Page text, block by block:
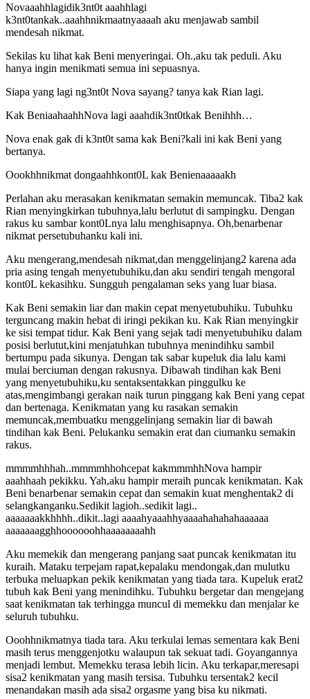
Novaaahhlagidik3nt0t aaahhlagi
k3nt0tankak..aaahhnikmaatnyaaaah aku menjawab sambil
mendesah nikmat.
Sekilas ku lihat kak Beni menyeringai. Oh.,aku tak peduli. Aku
hanya ingin menikmati semua ini sepuasnya.
Siapa yang lagi ng3nt0t Nova sayang? tanya kak Rian lagi.
Kak BeniaahaahhNova lagi aaahdik3nt0tkak Benihhh…
Nova enak gak di k3nt0t sama kak Beni?kali ini kak Beni yang
bertanya.
Oookhhnikmat dongaahhkont0L kak Benienaaaaakh
Perlahan aku merasakan kenikmatan semakin memuncak. Tiba2 kak
Rian menyingkirkan tubuhnya,lalu berlutut di sampingku. Dengan
rakus ku sambar kont0Lnya lalu menghisapnya. Oh,benarbenar
nikmat persetubuhanku kali ini.
Aku mengerang,mendesah nikmat,dan menggelinjang2 karena ada
pria asing tengah menyetubuhiku,dan aku sendiri tengah mengoral
kont0L kekasihku. Sungguh pengalaman seks yang luar biasa.
Kak Beni semakin liar dan makin cepat menyetubuhiku. Tubuhku
terguncang makin hebat di iringi pekikan ku. Kak Rian menyingkir
ke sisi tempat tidur. Kak Beni yang sejak tadi menyetubuhiku dalam
posisi berlutut,kini menjatuhkan tubuhnya menindihku sambil
bertumpu pada sikunya. Dengan tak sabar kupeluk dia lalu kami
mulai berciuman dengan rakusnya. Dibawah tindihan kak Beni
yang menyetubuhiku,ku sentaksentakkan pinggulku ke
atas,mengimbangi gerakan naik turun pinggang kak Beni yang cepat
dan bertenaga. Kenikmatan yang ku rasakan semakin
memuncak,membuatku menggelinjang semakin liar di bawah
tindihan kak Beni. Pelukanku semakin erat dan ciumanku semakin
rakus.
mmmmhhhah..mmmmhhohcepat kakmmmhhNova hampir
aaahhaah pekikku. Yah,aku hampir meraih puncak kenikmatan. Kak
Beni benarbenar semakin cepat dan semakin kuat menghentak2 di
selangkanganku.Sedikit lagioh..sedikit lagi..
aaaaaaakkhhhh..dikit..lagi aaaahyaaahhyaaaahahahahaaaaaa
aaaaaaagghhoooooohhaaaaaaaahh
Aku memekik dan mengerang panjang saat puncak kenikmatan itu
kuraih. Mataku terpejam rapat,kepalaku mendongak,dan mulutku
terbuka meluapkan pekik kenikmatan yang tiada tara. Kupeluk erat2
tubuh kak Beni yang menindihku. Tubuhku bergetar dan mengejang
saat kenikmatan tak terhingga muncul di memekku dan menjalar ke
seluruh tubuhku.
Ooohhnikmatnya tiada tara. Aku terkulai lemas sementara kak Beni
masih terus menggenjotku walaupun tak sekuat tadi. Goyangannya
menjadi lembut. Memekku terasa lebih licin. Aku terkapar,meresapi
sisa2 kenikmatan yang masih tersisa. Tubuhku tersentak2 kecil
menandakan masih ada sisa2 orgasme yang bisa ku nikmati.